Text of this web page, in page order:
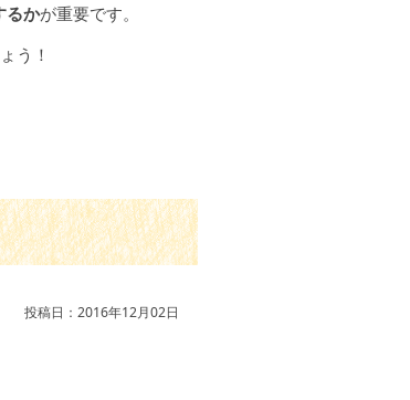
るかが重要です。
う！
投稿日：2016年12月02日